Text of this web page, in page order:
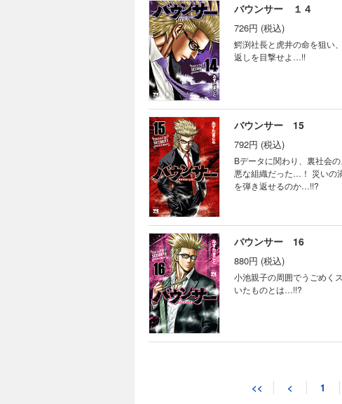
バウンサー １４
726円 (税込)
鰐渕社長と虎井の命を狙い
返しを目撃せよ…!!
バウンサー 15
792円 (税込)
Bデータに関わり、裏社会
悪な組織だった…！ 災いの
を弾き返せるのか…!!?
バウンサー 16
880円 (税込)
小池親子の周囲でうごめく
いたものとは…!!?
<< < 1